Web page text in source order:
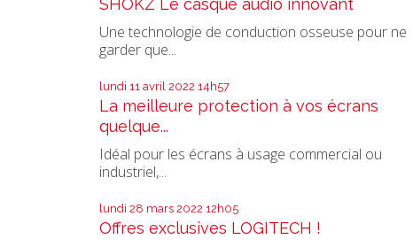
Une technologie de conduction osseuse pour ne
garder que...
lundi 11 avril 2022 14h57
La meilleure protection à vos écrans
quelque...
Idéal pour les écrans à usage commercial ou
industriel,...
lundi 28 mars 2022 12h05
Offres exclusives LOGITECH !